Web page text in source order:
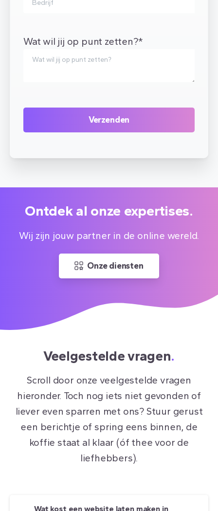
Wat wil jij op punt zetten?*
Ontdek al onze expertises.
Wij zijn jouw partner in de online wereld.
Onze diensten
Veelgestelde vragen.
Scroll door onze veelgestelde vragen
hieronder. Toch nog iets niet gevonden of
liever even sparren met ons? Stuur gerust
een berichtje of spring eens binnen, de
koffie staat al klaar (óf thee voor de
liefhebbers).
Wat kost een website laten maken in